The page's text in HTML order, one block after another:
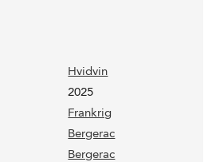
Hvidvin
2025
Frankrig
Bergerac
Bergerac